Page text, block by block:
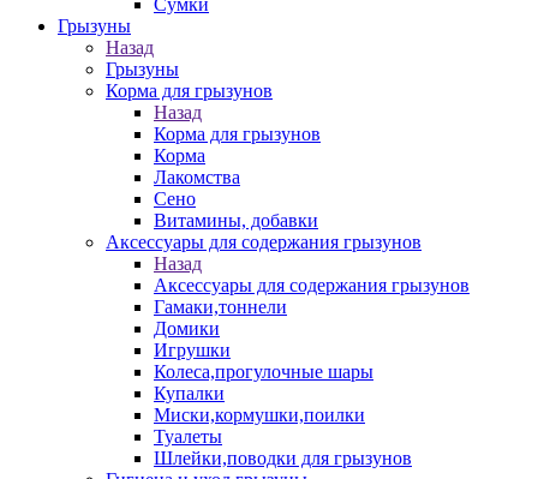
Сумки
Грызуны
Назад
Грызуны
Корма для грызунов
Назад
Корма для грызунов
Корма
Лакомства
Сено
Витамины, добавки
Аксессуары для содержания грызунов
Назад
Аксессуары для содержания грызунов
Гамаки,тоннели
Домики
Игрушки
Колеса,прогулочные шары
Купалки
Миски,кормушки,поилки
Туалеты
Шлейки,поводки для грызунов